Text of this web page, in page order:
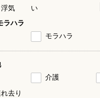
気
い
ラハラ
モラハラ
介護
去り